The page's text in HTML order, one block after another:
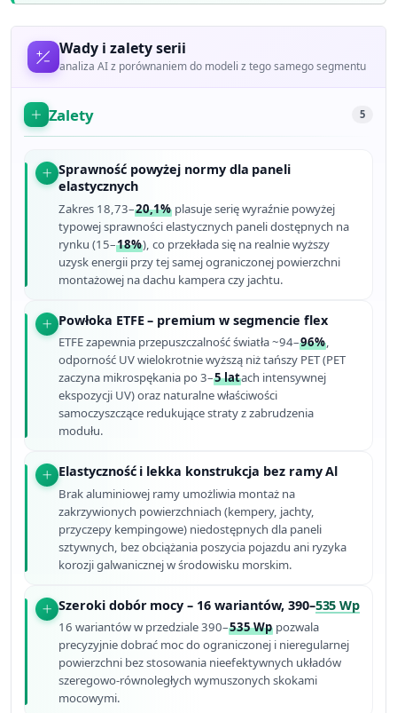
Wady i zalety serii
analiza AI z porównaniem do modeli z tego samego segmentu
Zalety 5
Sprawność powyżej normy dla paneli
elastycznych
Zakres 18,73–20,1% plasuje serię wyraźnie powyżej
typowej sprawności elastycznych paneli dostępnych na
rynku (15–18%), co przekłada się na realnie wyższy
uzysk energii przy tej samej ograniczonej powierzchni
montażowej na dachu kampera czy jachtu.
Powłoka ETFE – premium w segmencie flex
ETFE zapewnia przepuszczalność światła ~94–96%,
odporność UV wielokrotnie wyższą niż tańszy PET (PET
zaczyna mikrospękania po 3–5 latach intensywnej
ekspozycji UV) oraz naturalne właściwości
samoczyszczące redukujące straty z zabrudzenia
modułu.
Elastyczność i lekka konstrukcja bez ramy Al
Brak aluminiowej ramy umożliwia montaż na
zakrzywionych powierzchniach (kempery, jachty,
przyczepy kempingowe) niedostępnych dla paneli
sztywnych, bez obciążania poszycia pojazdu ani ryzyka
korozji galwanicznej w środowisku morskim.
Szeroki dobór mocy – 16 wariantów, 390–535 Wp
16 wariantów w przedziale 390–535 Wp pozwala
precyzyjnie dobrać moc do ograniczonej i nieregularnej
powierzchni bez stosowania nieefektywnych układów
szeregowo-równoległych wymuszonych skokami
mocowymi.